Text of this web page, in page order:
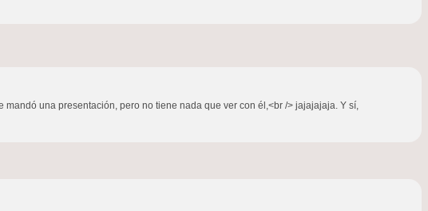
una presentación, pero no tiene nada que ver con él,<br /> jajajajaja. Y sí,